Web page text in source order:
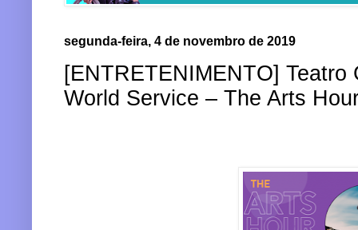
segunda-feira, 4 de novembro de 2019
[ENTRETENIMENTO] Teatro
World Service – The Arts